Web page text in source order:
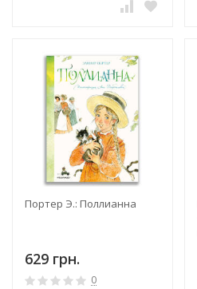
Портер Э.: Поллианна
629 грн.
0